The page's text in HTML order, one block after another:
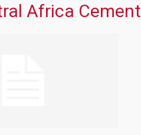
Africa Cement